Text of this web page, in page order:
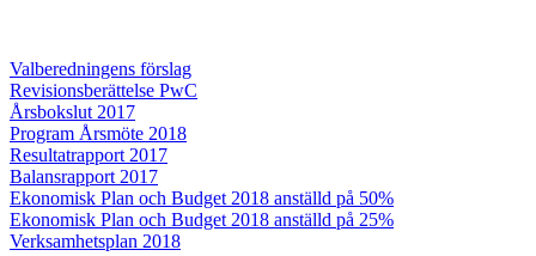
Valberedningens förslag
Revisionsberättelse PwC
Årsbokslut 2017
Program Årsmöte 2018
Resultatrapport 2017
Balansrapport 2017
Ekonomisk Plan och Budget 2018 anställd på 50%
Ekonomisk Plan och Budget 2018 anställd på 25%
Verksamhetsplan 2018